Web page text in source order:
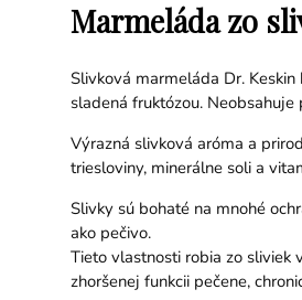
Marmeláda zo
Slivková marmeláda Dr.
sladená fruktózou.
Výrazná slivková aróma a
triesloviny, minerálne soli a
Slivky sú bohaté na mnohé
ako pečivo.
Tieto vlastnosti robia zo sliviek
zhoršenej funkcii pečene,